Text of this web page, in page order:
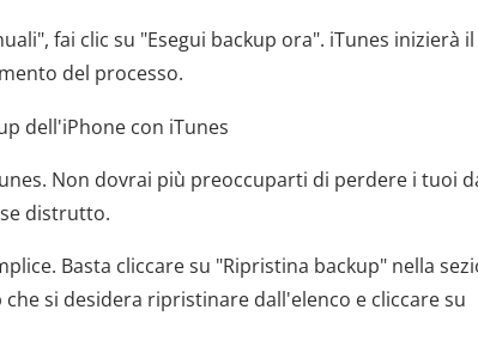
fai clic su "Esegui backup ora". iTunes inizierà il
del processo.
Non dovrai più preoccuparti di perdere i tuoi
distrutto.
Basta cliccare su "Ripristina backup" nella
si desidera ripristinare dall'elenco e cliccare su